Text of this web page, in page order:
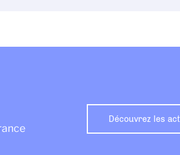
Découvrez les